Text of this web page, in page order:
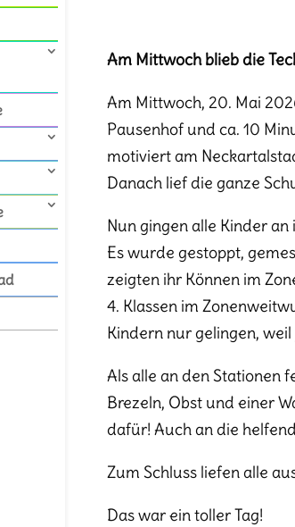
Am Mittwoch blieb die
Am Mittwoch, 20. Mai
Pausenhof und ca. 10
motiviert am
Danach lief die ganze
Nun gingen alle Kinder
Es wurde gestoppt,
zeigten ihr Können im
4. Klassen im
Kindern nur gelingen,
Als alle an den Stationen
Brezeln, Obst und einer
dafür! Auch an die
Zum Schluss liefen alle
Das war ein toller Tag!